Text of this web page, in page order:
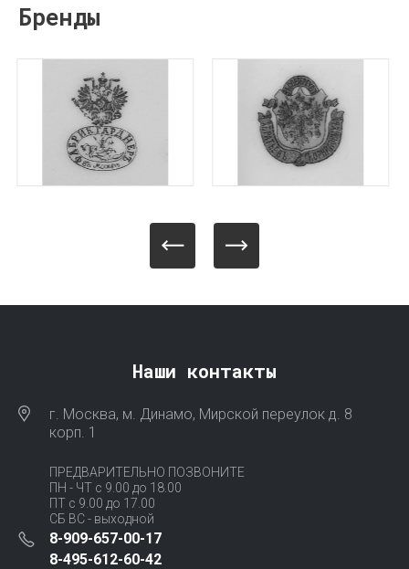
Бренды
Наши контакты
г. Москва, м. Динамо, Мирской переулок д. 8
корп. 1
ПРЕДВАРИТЕЛЬНО ПОЗВОНИТЕ
ПН - ЧТ с 9.00 до 18.00
ПТ с 9.00 до 17.00
СБ ВС - выходной
8-909-657-00-17
8-495-612-60-42